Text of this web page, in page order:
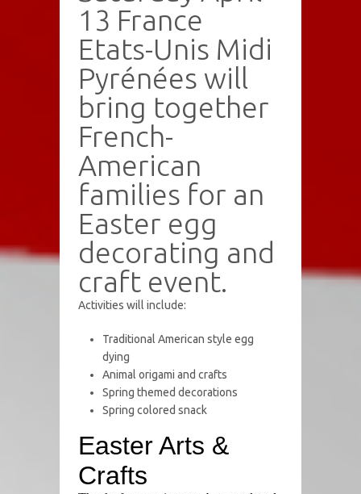
13 France
Etats-Unis Midi
Pyrénées will
bring together
French-
American
families for an
Easter egg
decorating and
craft event.
Activities will include:
Traditional American style egg
dying
Animal origami and crafts
Spring themed decorations
Spring colored snack